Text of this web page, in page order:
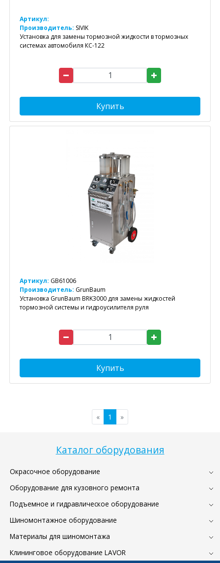
Каталог оборудования
Окрасочное оборудование
Оборудование для кузовного ремонта
Подъемное и гидравлическое оборудование
Шиномонтажное оборудование
Материалы для шиномонтажа
Клининговое оборудование LAVOR
Артикул:
Производитель: SIVIK
Установка для замены тормозной жидкости в тормозных
системах автомобиля КС-122
Купить
Артикул: GB61006
Производитель: GrunBaum
Установка GrunBaum BRK3000 для замены жидкостей
тормозной системы и гидроусилителя руля
Купить
« 1 »